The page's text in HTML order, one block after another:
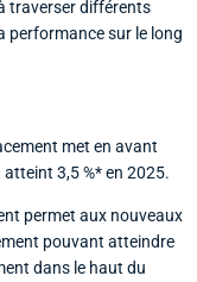
traverser différents
performance sur le long
met en avant
3,5 %* en 2025.
permet aux nouveaux
pouvant atteindre
dans le haut du